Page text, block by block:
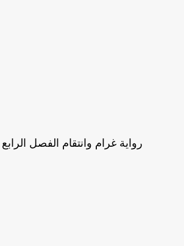
رواية غرام وانتقام الفصل الرابع 4 بقلم نور